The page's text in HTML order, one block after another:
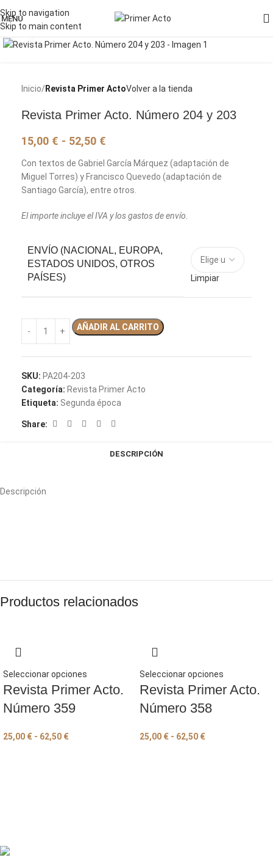
Skip to navigation
Skip to main content
MENU
Pincha para agrandar la imagen
Inicio Revista Primer ActoVolver a la tienda
Revista Primer Acto. Número 204 y 203
15,00 € - 52,50 €
Con textos de Gabriel García Márquez (adaptación de
Miguel Torres) y Francisco Quevedo (adaptación de
Santiago García), entre otros.
El importe incluye el IVA y los gastos de envío.
ENVÍO (NACIONAL, EUROPA,
ESTADOS UNIDOS, OTROS
PAÍSES)
Limpiar
AÑADIR AL CARRITO
SKU: PA204-203
Categoría: Revista Primer Acto
Etiqueta: Segunda época
Share:
DESCRIPCIÓN
Descripción
Productos relacionados
Seleccionar opciones
Revista Primer Acto.
Número 359
25,00 € - 62,50 €
Seleccionar opciones
Revista Primer Acto.
Número 358
25,00 € - 62,50 €